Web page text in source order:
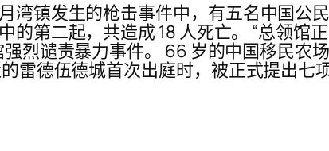
湾镇发生的枪击事件中，有五名中国公
第二起，共造成 18 人死亡。 “总领馆
烈谴责暴力事件。 66 岁的中国移民农
雷德伍德城首次出庭时，被正式提出七